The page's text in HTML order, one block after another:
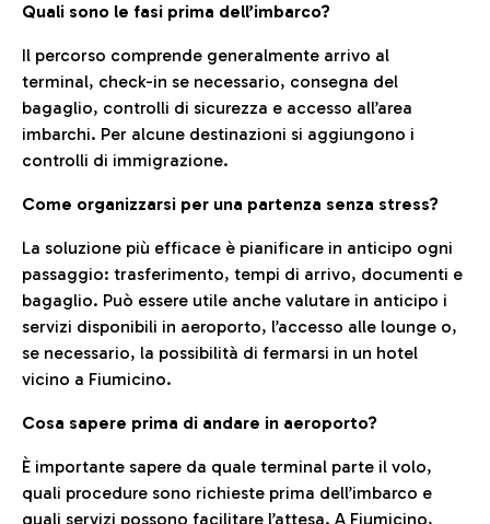
Quali sono le fasi prima dell’imbarco?
Il percorso comprende generalmente arrivo al
terminal, check-in se necessario, consegna del
bagaglio, controlli di sicurezza e accesso all’area
imbarchi. Per alcune destinazioni si aggiungono i
controlli di immigrazione.
Come organizzarsi per una partenza senza stress?
La soluzione più efficace è pianificare in anticipo ogni
passaggio: trasferimento, tempi di arrivo, documenti e
bagaglio. Può essere utile anche valutare in anticipo i
servizi disponibili in aeroporto, l’accesso alle lounge o,
se necessario, la possibilità di fermarsi in un hotel
vicino a Fiumicino.
Cosa sapere prima di andare in aeroporto?
È importante sapere da quale terminal parte il volo,
quali procedure sono richieste prima dell’imbarco e
quali servizi possono facilitare l’attesa. A Fiumicino,